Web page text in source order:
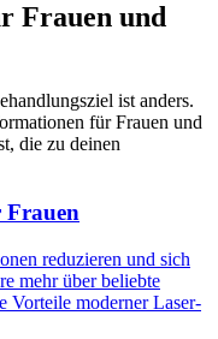
Frauen und
ist anders.
für Frauen und
die zu deinen
Frauen
reduzieren und sich
mehr über beliebte
Vorteile moderner Laser-